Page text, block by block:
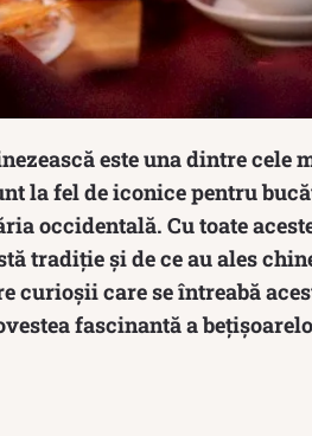
este una dintre cele
la fel de iconice pentru
occidentală. Cu toate
tradiție și de ce au ales
curioșii care se întreabă
fascinantă a